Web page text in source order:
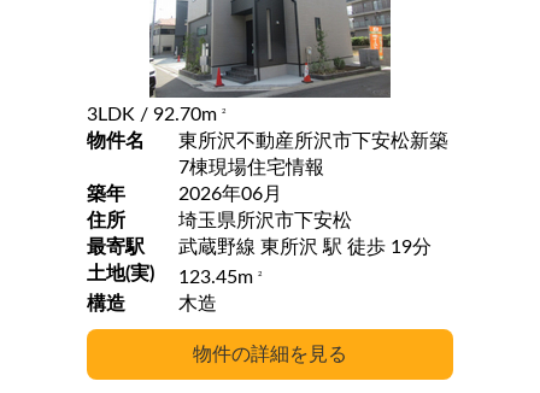
3LDK / 92.70m 2
物件名
東所沢不動産所沢市下安松新築
7棟現場住宅情報
築年
2026年06月
住所
埼玉県所沢市下安松
最寄駅
武蔵野線 東所沢 駅 徒歩 19分
土地(実)
123.45m 2
構造 木造